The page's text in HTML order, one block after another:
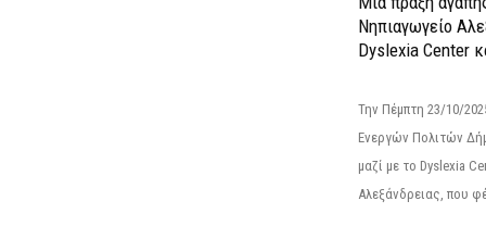
Νηπιαγωγείο
Dyslexia Center
Την Πέμπτη 23/10/
Ενεργών Πολιτών
μαζί με το Dyslexia
Αλεξάνδρειας, που